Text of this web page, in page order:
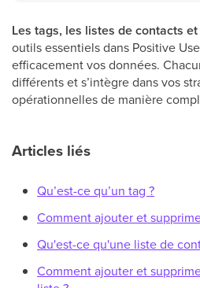
Les tags, les listes de contacts
outils essentiels dans Positive
efficacement vos données.
différents et s’intègre dans vos
opérationnelles de manière
Articles liés
Qu’est-ce qu’un tag ?
Comment ajouter et
Qu'est-ce qu'une liste de
Comment ajouter et